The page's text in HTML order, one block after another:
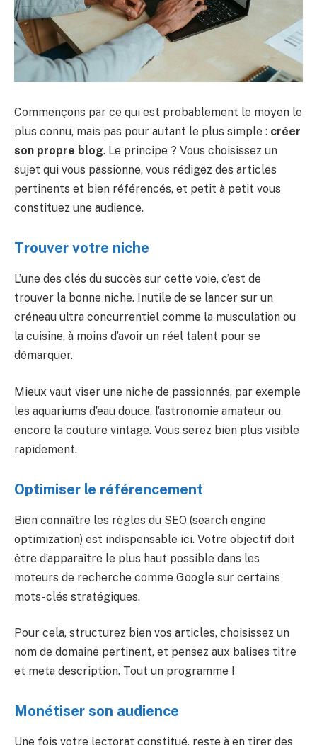
Commençons par ce qui est probablement le moyen le
plus connu, mais pas pour autant le plus simple : créer
son propre blog. Le principe ? Vous choisissez un
sujet qui vous passionne, vous rédigez des articles
pertinents et bien référencés, et petit à petit vous
constituez une audience.
Trouver votre niche
L’une des clés du succès sur cette voie, c’est de
trouver la bonne niche. Inutile de se lancer sur un
créneau ultra concurrentiel comme la musculation ou
la cuisine, à moins d’avoir un réel talent pour se
démarquer.
Mieux vaut viser une niche de passionnés, par exemple
les aquariums d’eau douce, l’astronomie amateur ou
encore la couture vintage. Vous serez bien plus visible
rapidement.
Optimiser le référencement
Bien connaître les règles du SEO (search engine
optimization) est indispensable ici. Votre objectif doit
être d’apparaître le plus haut possible dans les
moteurs de recherche comme Google sur certains
mots-clés stratégiques.
Pour cela, structurez bien vos articles, choisissez un
nom de domaine pertinent, et pensez aux balises titre
et meta description. Tout un programme !
Monétiser son audience
Une fois votre lectorat constitué, reste à en tirer des